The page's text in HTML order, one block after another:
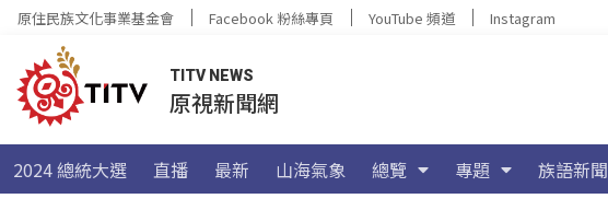
原住民族文化事業基金會 Facebook 粉絲專頁 YouTube 頻道 Instagram
TITV NEWS
原視新聞網
2024 總統大選 直播 最新 山海氣象 總覽 專題 族語新聞